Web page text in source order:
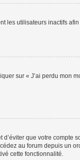
les utilisateurs inactifs
sur « J’ai perdu mon
que votre compte
au forum depuis un
cette fonctionnalité.